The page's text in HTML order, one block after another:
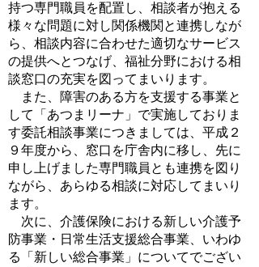
持つ専門職員を配置し、相談者が抱える
様々な問題に対し関係機関と連携しなが
ら、相談内容に合わせた適切なサービス
の提供へとつなげ、福祉分野における相
談窓口の充実を図ってまいります。
また、障害のある方を支援する事業と
して「あつまリーナ」で実施しておりま
す委託相談事業につきましては、平成２
９年度から、窓口を庁舎内に移し、先に
申し上げました専門職員とも連携を図り
ながら、あらゆる相談に対応してまいり
ます。
次に、介護保険における新しい介護予
防事業・日常生活支援総合事業、いわゆ
る「新しい総合事業」についてでござい